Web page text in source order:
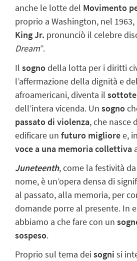
anche le lotte del Movimento
proprio a Washington, nel 1963,
King Jr. pronunciò il celebre
Dream”.
Il sognodella lotta per i diritti
l’affermazione della dignità e
afroamericani, diventa il
dell’intera vicenda. Un sogno
passato di violenza, che nasce
edificare un futuro miglioree,
voce a una memoria collettiva
Juneteenth, come la festività
nome, è un’opera densa di
al passato, alla memoria, per
domande porre al presente. In
abbiamo a che fare con un
sospeso.
Proprio sul tema deisogni si